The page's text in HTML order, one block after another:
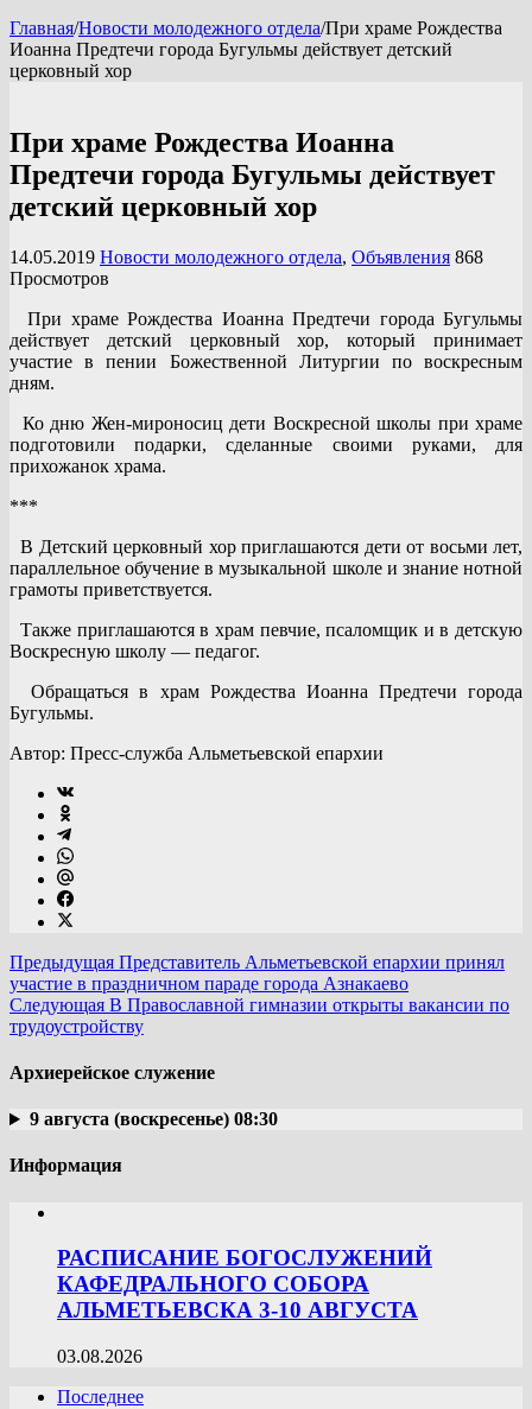
Главная/Новости молодежного отдела/При храме Рождества
Иоанна Предтечи города Бугульмы действует детский
церковный хор
При храме Рождества Иоанна
Предтечи города Бугульмы действует
детский церковный хор
14.05.2019 Новости молодежного отдела, Объявления 868
Просмотров
При храме Рождества Иоанна Предтечи города Бугульмы
действует детский церковный хор, который принимает
участие в пении Божественной Литургии по воскресным
дням.
Ко дню Жен-мироносиц дети Воскресной школы при храме
подготовили подарки, сделанные своими руками, для
прихожанок храма.
***
В Детский церковный хор приглашаются дети от восьми лет,
параллельное обучение в музыкальной школе и знание нотной
грамоты приветствуется.
Также приглашаются в храм певчие, псаломщик и в детскую
Воскресную школу — педагог.
Обращаться в храм Рождества Иоанна Предтечи города
Бугульмы.
Автор: Пресс-служба Альметьевской епархии
Предыдущая Представитель Альметьевской епархии принял
участие в праздничном параде города Азнакаево
Следующая В Православной гимназии открыты вакансии по
трудоустройству
Архиерейское служение
9 августа (воскресенье) 08:30
Информация
РАСПИСАНИЕ БОГОСЛУЖЕНИЙ
КАФЕДРАЛЬНОГО СОБОРА
АЛЬМЕТЬЕВСКА 3-10 АВГУСТА
03.08.2026
Последнее